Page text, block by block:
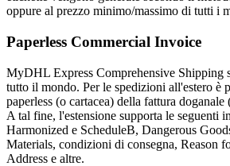
oppure al prezzo minimo/massimo di tutti i
Paperless Commercial Invoice
MyDHL Express Comprehensive Shipping
tutto il mondo. Per le spedizioni all'estero è
paperless (o cartacea) della fattura
A tal fine, l'estensione supporta le seguenti
Harmonized e ScheduleB, Dangerous
Materials, condizioni di consegna, Reason
Address e altre.